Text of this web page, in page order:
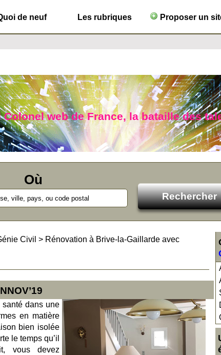
de neuf Les rubriques Proposer un
Colonel web de France, la bataille des
Où
Civil > Rénovation à Brive-la-Gaillarde avec
dans une
en matière
bien isolée
le temps qu’il
vous devez